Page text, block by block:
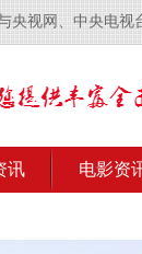
央视网、中央电视
讯 电影资